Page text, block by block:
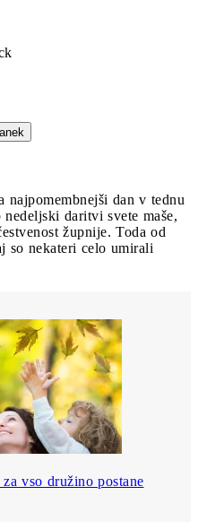
najpomembnejši dan v tednu
daritvi svete maše,
župnije. Toda od
so nekateri celo umirali
vso družino postane